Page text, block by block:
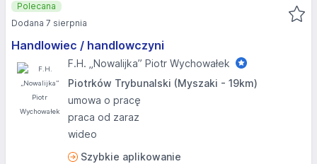
Handlowiec / handlowczyni
F.H. „Nowalijka” Piotr Wychowałek
Piotrków Trybunalski (Myszaki - 19km)
umowa o pracę
praca od zaraz
wideo
Szybkie aplikowanie
Polecana
Dodana 7 sierpnia